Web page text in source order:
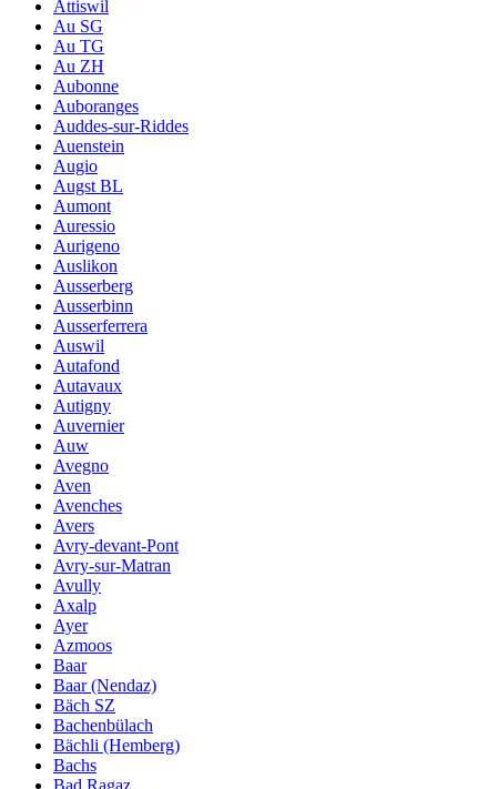
Attiswil
Au SG
Au TG
Au ZH
Aubonne
Auboranges
Auddes-sur-Riddes
Auenstein
Augio
Augst BL
Aumont
Auressio
Aurigeno
Auslikon
Ausserberg
Ausserbinn
Ausserferrera
Auswil
Autafond
Autavaux
Autigny
Auvernier
Auw
Avegno
Aven
Avenches
Avers
Avry-devant-Pont
Avry-sur-Matran
Avully
Axalp
Ayer
Azmoos
Baar
Baar (Nendaz)
Bäch SZ
Bachenbülach
Bächli (Hemberg)
Bachs
Bad Ragaz